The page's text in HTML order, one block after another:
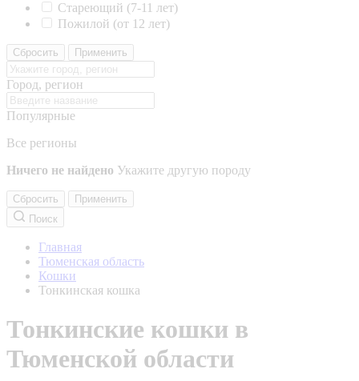
Стареющий (7-11 лет)
Пожилой (от 12 лет)
Сбросить Применить
Город, регион
Популярные
Все регионы
Ничего не найдено Укажите другую породу
Сбросить
Применить
Поиск
Главная
Тюменская область
Кошки
Тонкинская кошка
Тонкинские кошки в
Тюменской области